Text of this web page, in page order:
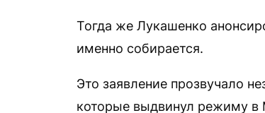
Тогда же Лукашенко
именно собирается.
Это заявление прозвучало
которые выдвинул режиму в